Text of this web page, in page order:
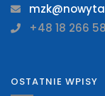
+48 18 266
OSTATNIE WPISY